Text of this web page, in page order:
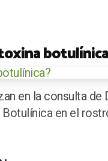
en la consulta
en el